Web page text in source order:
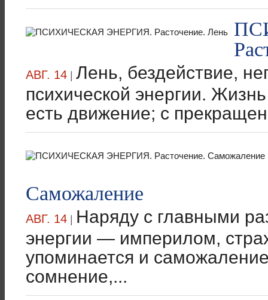
АВГ. 14 | Лень, бездействие,
психической энергии.
есть движение; с
Саможаление
АВГ. 14 | Наряду с главными
энергии — империлом,
упоминается и
сомнение,...